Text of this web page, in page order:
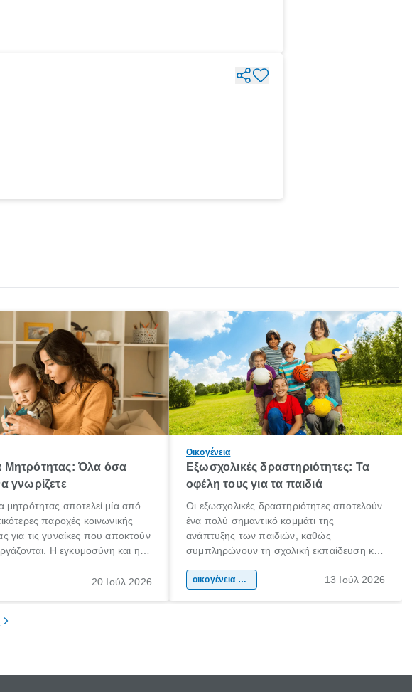
Μητρότητας: Όλα όσα
γνωρίζετε
μητρότητας αποτελεί μία από
παροχές κοινωνικής
για τις γυναίκες που αποκτούν
Η εγκυμοσύνη και η
περίοδος στη ζωή κάθε20 Ιούλ 2026
Οικογένεια
Εξωσχολικές δραστηριότητες: Τα
οφέλη τους για τα παιδιά
Οι εξωσχολικές δραστηριότητες αποτελούν
ένα πολύ σημαντικό κομμάτι της
ανάπτυξης των παιδιών, καθώς
συμπληρώνουν τη σχολική εκπαίδευση και
της προσωπικότητας, της κοινωνικότητας
οικογένεια & παιδί 13 Ιούλ 2026